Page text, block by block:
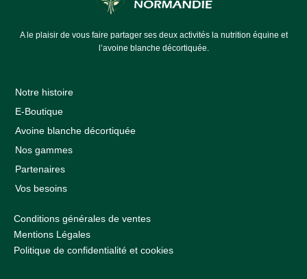
A le plaisir de vous faire partager ses deux activités la nutrition équine et
l’avoine blanche décortiquée.
Notre histoire
E-Boutique
Avoine blanche décortiquée
Nos gammes
Partenaires
Vos besoins
Conditions générales de ventes
Mentions Légales
Politique de confidentialité et cookies